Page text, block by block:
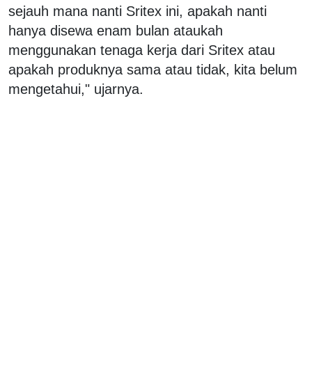
sejauh mana nanti Sritex ini, apakah nanti
hanya disewa enam bulan ataukah
menggunakan tenaga kerja dari Sritex atau
apakah produknya sama atau tidak, kita belum
mengetahui," ujarnya.